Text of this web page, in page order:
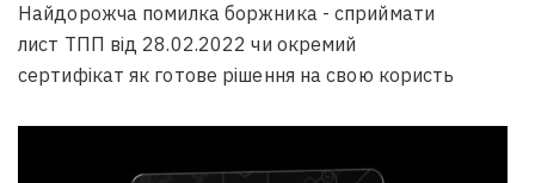
Найдорожча помилка боржника - сприймати
лист ТПП від 28.02.2022 чи окремий
сертифікат як готове рішення на свою користь